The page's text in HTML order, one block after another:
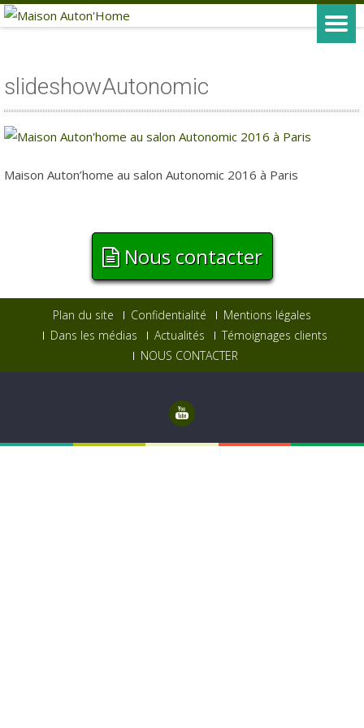
slideshowAutonomic
Maison Auton’home au salon Autonomic 2016 à Paris
Nous contacter
Plan du site Confidentialité
Mentions légales
Dans les médias
Actualités
Témoignages clients
NOUS CONTACTER